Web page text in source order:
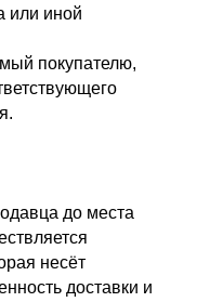
или иной
покупателю,
до места
несёт
доставки и